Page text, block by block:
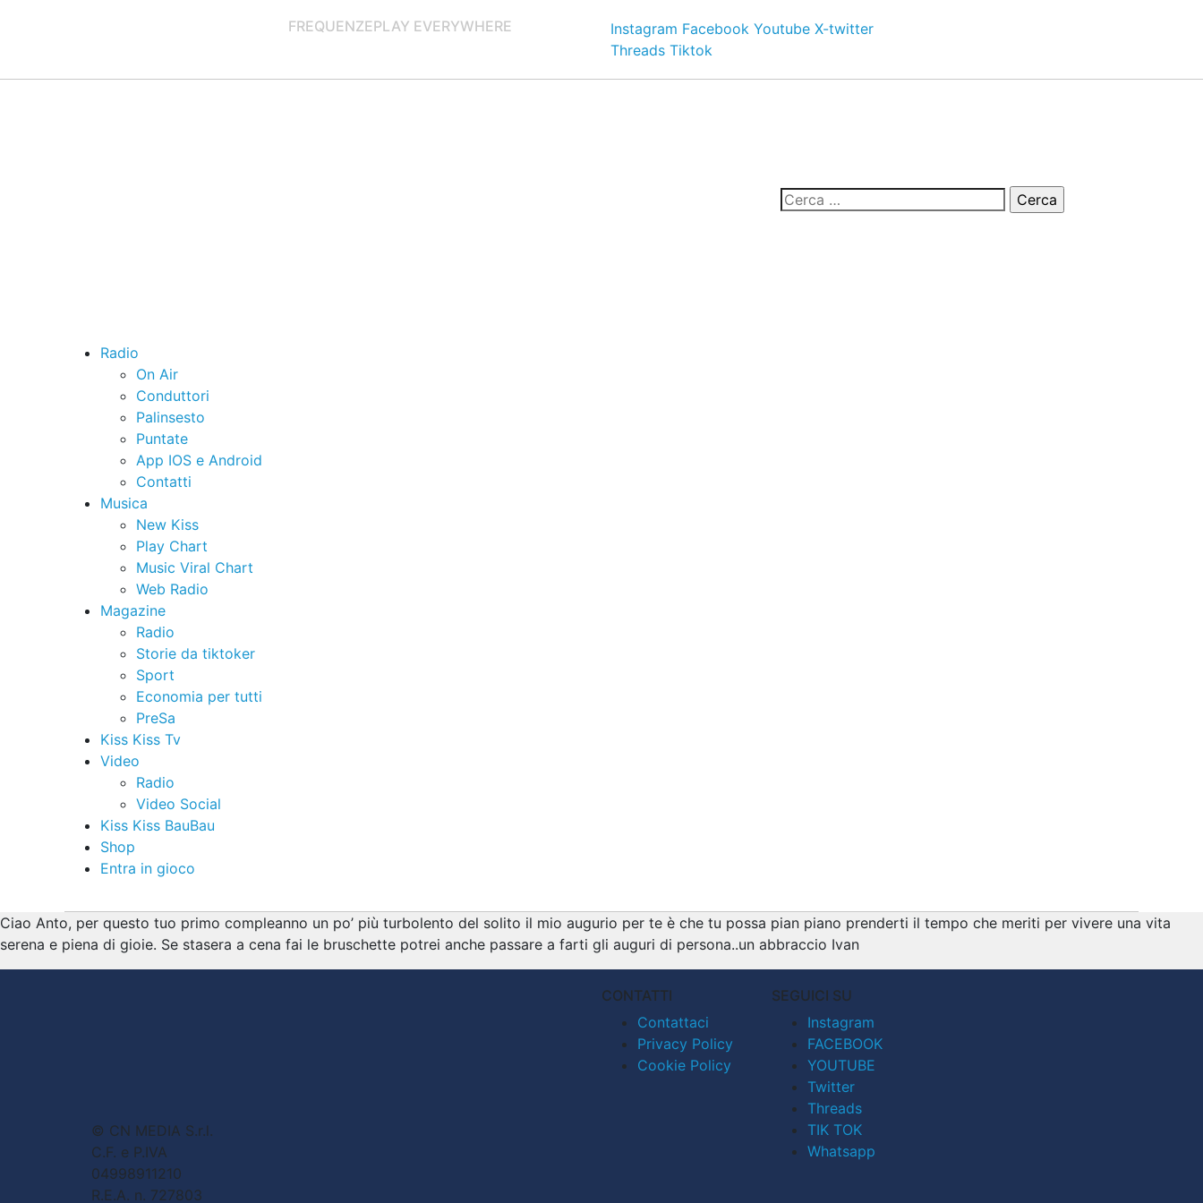
FREQUENZEPLAY EVERYWHERE Instagram Facebook Youtube X-twitter
Threads Tiktok
Radio
On Air
Conduttori
Palinsesto
Puntate
App IOS e Android
Contatti
Musica
New Kiss
Play Chart
Music Viral Chart
Web Radio
Magazine
Radio
Storie da tiktoker
Sport
Economia per tutti
PreSa
Kiss Kiss Tv
Video
Radio
Video Social
Kiss Kiss BauBau
Shop
Entra in gioco
Ciao Anto, per questo tuo primo compleanno un po’ più turbolento del solito il mio augurio per te è che tu possa pian piano prenderti il tempo che meriti per vivere una vita
serena e piena di gioie. Se stasera a cena fai le bruschette potrei anche passare a farti gli auguri di persona..un abbraccio Ivan
© CN MEDIA S.r.l.
C.F. e P.IVA
04998911210
R.E.A. n. 727803
CONTATTI
Contattaci
Privacy Policy
Cookie Policy
SEGUICI SU
Instagram
FACEBOOK
YOUTUBE
Twitter
Threads
TIK TOK
Whatsapp